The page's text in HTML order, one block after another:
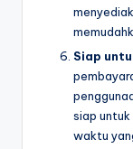
Siap
siap
waktu